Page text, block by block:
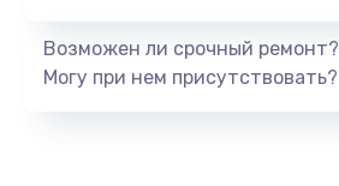
Заказать
Возможен ли срочный ремонт?
Могу при нем присутствовать?